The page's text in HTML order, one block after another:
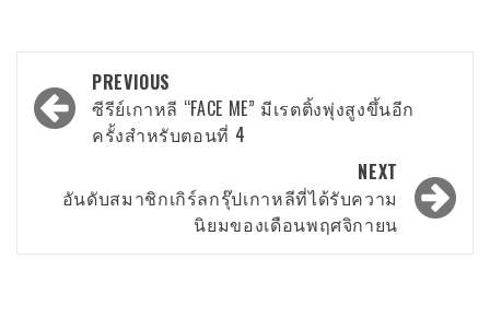
Post
navigation
PREVIOUS
ซีรีย์เกาหลี “FACE ME” มีเรตติ้งพุ่งสูงขึ้นอีก
ครั้งสำหรับตอนที่ 4
NEXT
อันดับสมาชิกเกิร์ลกรุ๊ปเกาหลีที่ได้รับความ
นิยมของเดือนพฤศจิกายน